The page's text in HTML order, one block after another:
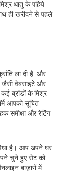
धातु के पहिये
ही खरीदने से पहले
ला दी है, और
जैसी वेबसाइटें और
ब्रांडों के मिश्र
आपको सूचित
समीक्षा और रेटिंग
है। आप अपने घर
चुने हुए सेट को
बाज़ारों में